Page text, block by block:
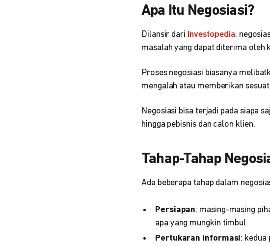
Apa Itu Negosiasi?
Dilansir dari Investopedia,
masalah yang dapat diterima oleh
Proses negosiasi biasanya
mengalah atau memberikan
Negosiasi bisa terjadi pada siapa
hingga pebisnis dan calon klien.
Tahap-Tahap
Ada beberapa tahap dalam
Persiapan: masing-masing
apa yang mungkin timbul
Pertukaran informasi: kedua